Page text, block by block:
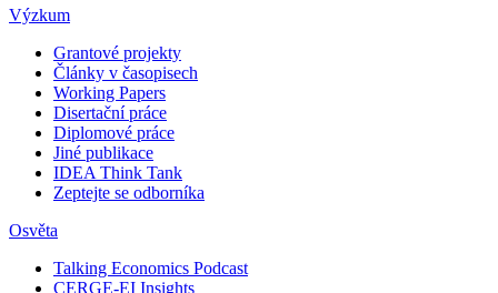
Výzkum
Grantové projekty
Články v časopisech
Working Papers
Disertační práce
Diplomové práce
Jiné publikace
IDEA Think Tank
Zeptejte se odborníka
Osvěta
Talking Economics Podcast
CERGE-EI Insights